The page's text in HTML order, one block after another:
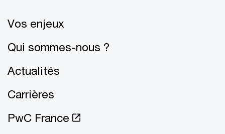
Vos enjeux
Qui sommes-nous ?
Actualités
Carrières
PwC France